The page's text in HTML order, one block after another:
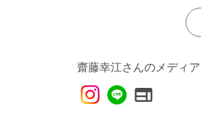
齋藤幸江さんのメディア